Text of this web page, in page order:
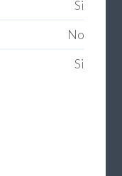
Si
No
Si